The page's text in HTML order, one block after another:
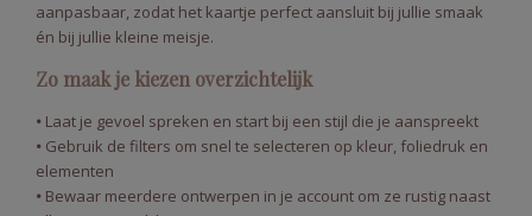
aanpasbaar, zodat het kaartje perfect aansluit bij jullie smaak
én bij jullie kleine meisje.
Zo maak je kiezen overzichtelijk
• Laat je gevoel spreken en start bij een stijl die je aanspreekt
• Gebruik de filters om snel te selecteren op kleur, foliedruk en
elementen
• Bewaar meerdere ontwerpen in je account om ze rustig naast